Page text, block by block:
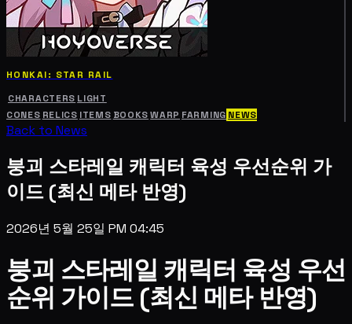
HONKAI: STAR RAIL
CHARACTERS LIGHT
CONES RELICS ITEMS BOOKSWARP FARMING NEWS
Back to News
붕괴 스타레일 캐릭터 육성 우선순위 가
이드 (최신 메타 반영)
2026년 5월 25일 PM 04:45
붕괴 스타레일 캐릭터 육성 우선
순위 가이드 (최신 메타 반영)